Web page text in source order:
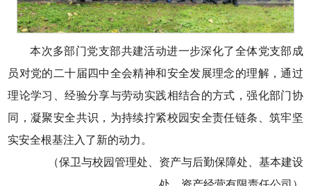
本次多部门党支部共建活动进一步深化了全体党支部成
员对党的二十届四中全会精神和安全发展理念的理解，通过
理论学习、经验分享与劳动实践相结合的方式，强化部门协
同，凝聚安全共识，为持续拧紧校园安全责任链条、筑牢坚
实安全根基注入了新的动力。
（保卫与校园管理处、资产与后勤保障处、基本建设